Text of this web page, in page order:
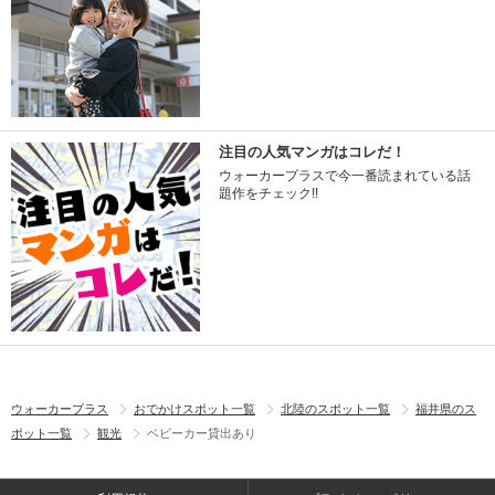
注目の人気マンガはコレだ！
ウォーカープラスで今一番読まれている話
題作をチェック!!
ウォーカープラス おでかけスポット一覧 北陸のスポット一覧
福井県のス
ポット一覧
観光 ベビーカー貸出あり